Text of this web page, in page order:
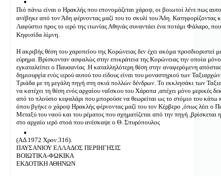
Πιό πάνω είναι ο Ηρακλής που επονομάζεται χάροψ, οι βοιωτοί λένε πως
ανέβηκε από τον Άδη φέρνοντας μαζί του το σκυλί του Άδη. Κατηφορίζοντας
Λαφύστιο προς το ιερό της ιτωνίας Αθηνάς συναντάει ένα ποτάμι Φάλαρο,
Κηφισίδα λίμνη.
Η ακριβής θέση του χαροπείου της Κορώνειας δεν έχει ακόμα προσδιοριστεί
εύρημα. Βρίσκονταν ασφαλώς στην επικράτεια της Κορώνειας την οποία
εγκαταλείπει ο Παυσανίας .Η καταλληλότερη θέση στην αναφερόμενη
δημιουργία ενός ιερού αυτού του είδους είναι του μοναστηριού των
Τριάδα με τη μεγάλη πηγή στη σκιά πολλών δένδρων. Το εκκλησάκι των
να κατέχει τη θέση ενός αρχαίου ναΐσκου του Χάροπα ,απέχει μόνο μερικές
από το πλούσιο κεφαλάρι που μπορούσε να θεωρείται ως το στόμιο του
όπου βγήκε ο χάροψ Ηρακλής φέρνοντας μαζί του τον Κέρβερο ,όπως λέει ο
Μεταξύ του ναού και του ρέματος που σχηματίζεται από την πηγή ,βρίσκεται
στο αρχαίο ιερό στοά που ανέσκαψε ο Θ. Σπυρόπουλος
(ΑΔ 1972 Χρον.316).
ΠΑΥΣΑΝΙΟΥ ΕΛΛΑΔΟΣ ΠΕΡΙΗΓΗΣΙΣ
ΒΟΙΩΤΙΚΑ-ΦΩΚΙΚΑ
ΕΚΔΟΤΙΚΗ ΑΘΗΝΩΝ